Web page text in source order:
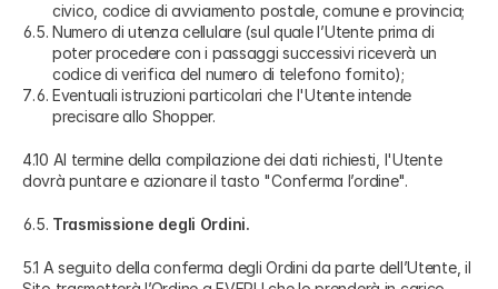
civico, codice di avviamento postale, comune e provincia;
Numero di utenza cellulare (sul quale l’Utente prima di
poter procedere con i passaggi successivi riceverà un
codice di verifica del numero di telefono fornito);
Eventuali istruzioni particolari che l'Utente intende
precisare allo Shopper.
4.10 Al termine della compilazione dei dati richiesti, l'Utente
dovrà puntare e azionare il tasto "Conferma l’ordine".
Trasmissione degli Ordini.
5.1 A seguito della conferma degli Ordini da parte dell’Utente, il